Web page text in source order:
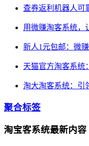
查券返利机器人可
用微赚淘客系统，
新人1元包邮：微
天猫官方淘客系统
淘大淘客系统：引
聚合标签
淘宝客系统最新内容